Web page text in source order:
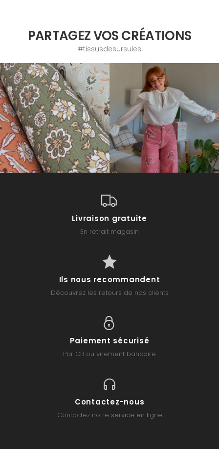
PARTAGEZ VOS CRÉATIONS
#tissusdesursules
Livraison gratuite
En retrait magasin
Ils nous recommandent
Découvrez les retours de nos clients
Paiement sécurisé
Par CB ou virement bancaire
Contactez-nous
Contactez notre service en ligne